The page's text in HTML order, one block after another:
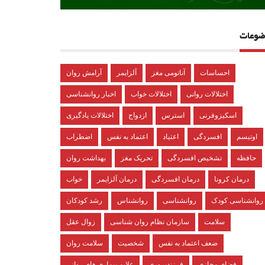
آرامش روان آلزایمر آناتومی مغز احساسات
اخبار روانشناسی اختلالات خواب اختلالات روانی
اختلالات یادگیری ازدواج استرس اسکیزوفرنی
اضطراب اعتماد به نفس اعتیاد افسردگی اوتیسم
بهداشت روان تحریک مغز تشخیص افسردگی حافظه
خواب درمان آلزایمر درمان افسردگی درمان کرونا
رشد کودکان روانشناس روانشناسی روانشناسی کودک
زوال عقل سازمان نظام روان شناسی سلامت
سلامت روان شخصیت ضعف اعتماد به نفس